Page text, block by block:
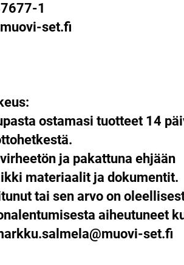
1
set.fi
ostamasi tuotteet 14
ja pakattuna ehjään
materiaalit ja dokumentit.
tai sen arvo on
aiheutuneet
set.fi